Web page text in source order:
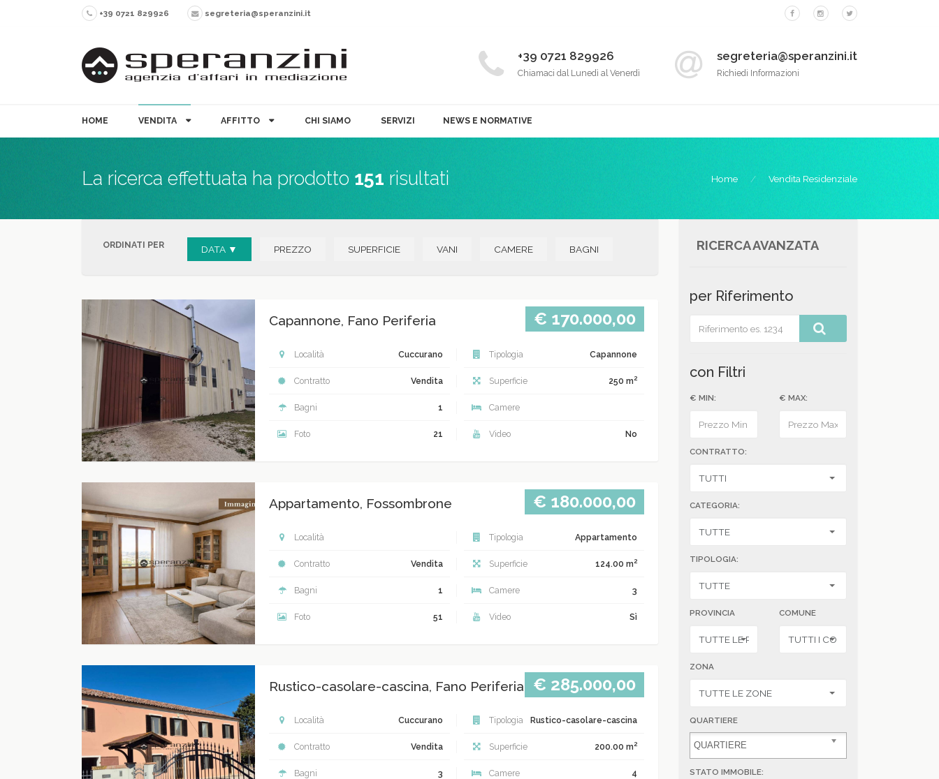
+39 0721 829926 segreteria@speranzini.it
segreteria@speranzini.it
Richiedi Informazioni
+39 0721 829926
Chiamaci dal Lunedì al Venerdì
HOME VENDITA AFFITTO CHI SIAMO SERVIZI NEWS E NORMATIVE
La ricerca effettuata ha prodotto 151 risultati Home Vendita Residenziale
ORDINATI PER DATA ▼ PREZZO SUPERFICIE VANI CAMERE BAGNI
Capannone, Fano Periferia € 170.000,00
Località Cuccurano Tipologia Capannone
Contratto Vendita Superficie 250 m2
Bagni 1 Camere
Foto 21 Video No
Appartamento, Fossombrone € 180.000,00
Località Tipologia Appartamento
Contratto Vendita Superficie 124.00 m2
Bagni 1 Camere 3
Foto 51 Video Sì
Rustico-casolare-cascina, Fano Periferia € 285.000,00
Località Cuccurano Tipologia Rustico-casolare-cascina
Contratto Vendita Superficie 200.00 m2
Bagni 3 Camere 4
RICERCA AVANZATA
per Riferimento
con Filtri
€ MIN: € MAX:
CONTRATTO:
CATEGORIA:
TIPOLOGIA:
PROVINCIA COMUNE
ZONA
QUARTIERE
STATO IMMOBILE: